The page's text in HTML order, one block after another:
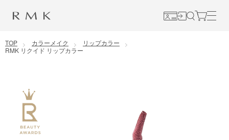
コンテンツに移動
TOP カラーメイク
リップカラー
RMK リクイド リップカラー